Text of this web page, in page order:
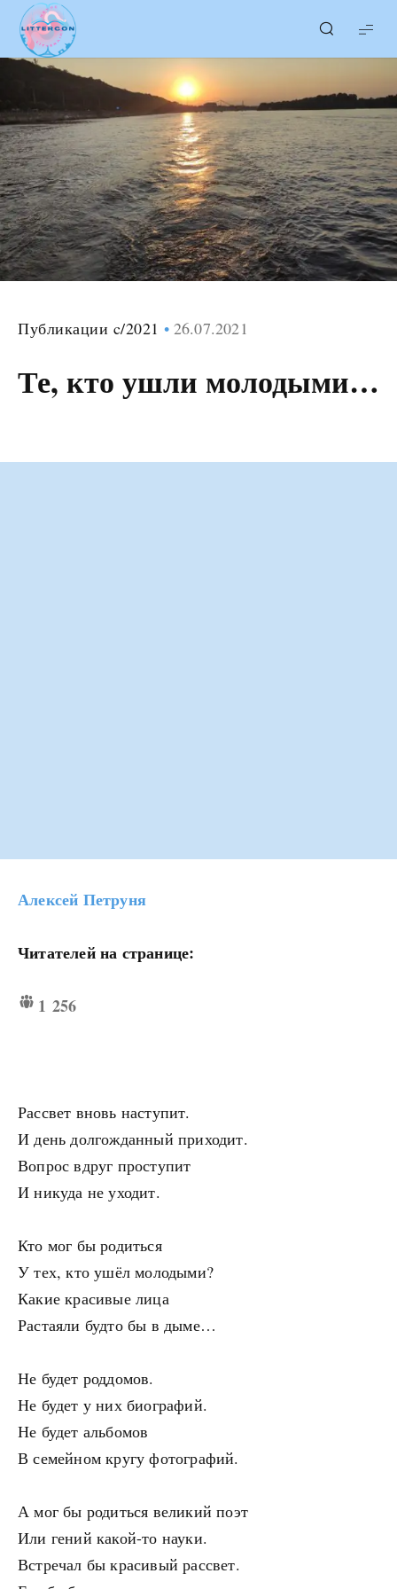
LITTERcon
Публикации c/2021 26.07.2021
Те, кто ушли молодыми…
Алексей Петруня
Читателей на странице:
1 256
Рассвет вновь наступит.
И день долгожданный приходит.
Вопрос вдруг проступит
И никуда не уходит.
Кто мог бы родиться
У тех, кто ушёл молодыми?
Какие красивые лица
Растаяли будто бы в дыме…
Не будет роддомов.
Не будет у них биографий.
Не будет альбомов
В семейном кругу фотографий.
А мог бы родиться великий поэт
Или гений какой-то науки.
Встречал бы красивый рассвет.